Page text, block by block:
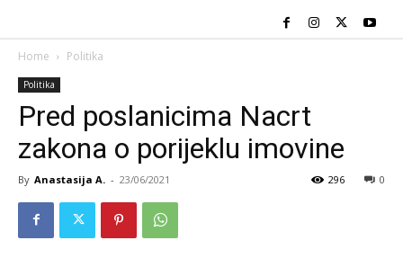
Home Politika
Politika
Pred poslanicima Nacrt
zakona o porijeklu imovine
By Anastasija A. - 23/06/2021 0
296